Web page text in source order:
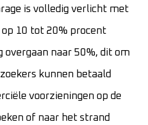
is volledig verlicht met
10 tot 20% procent
overgaan naar 50%, dit om
kunnen betaald
voorzieningen op de
of naar het strand